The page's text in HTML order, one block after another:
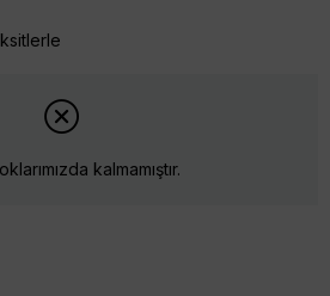
kalmamıştır.